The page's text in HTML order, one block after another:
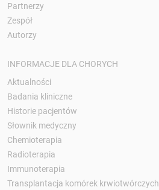
Partnerzy
Zespół
Autorzy
INFORMACJE DLA CHORYCH
Aktualności
Badania kliniczne
Historie pacjentów
Słownik medyczny
Chemioterapia
Radioterapia
Immunoterapia
Transplantacja komórek krwiotwórczych